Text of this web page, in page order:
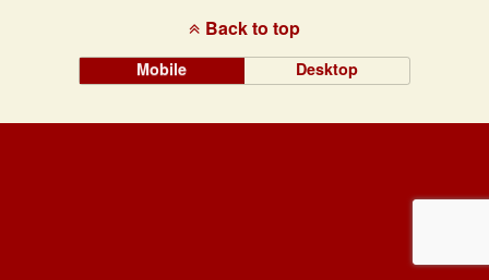
Back to top
Mobile Desktop